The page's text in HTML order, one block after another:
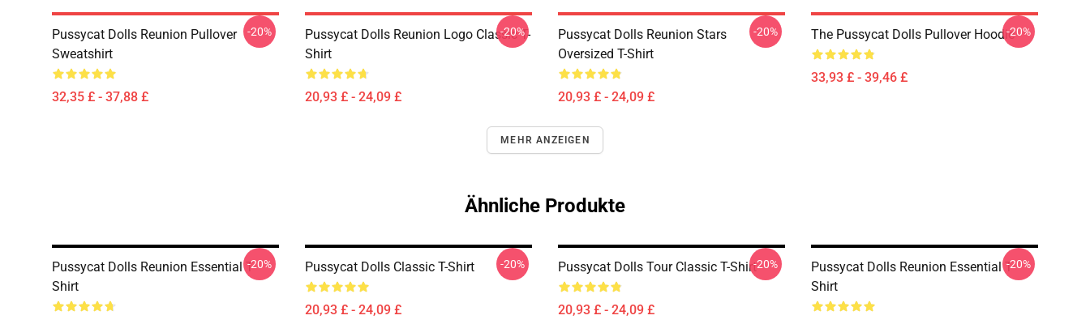
Pussycat Dolls Reunion Pullover
Sweatshirt
32,35 £ - 37,88 £
-20%
Pussycat Dolls Reunion Logo Classic T-
Shirt
20,93 £ - 24,09 £
-20%
Pussycat Dolls Reunion Stars
Oversized T-Shirt
20,93 £ - 24,09 £
-20% The Pussycat Dolls Pullover Hoodie
33,93 £ - 39,46 £
-20%
MEHR ANZEIGEN
Ähnliche Produkte
Pussycat Dolls Reunion Essential T-
Shirt
-20% Pussycat Dolls Classic T-Shirt
20,93 £ - 24,09 £
-20% Pussycat Dolls Tour Classic T-Shirt
20,93 £ - 24,09 £
-20%
Pussycat Dolls Reunion Essential T-
Shirt
-20%